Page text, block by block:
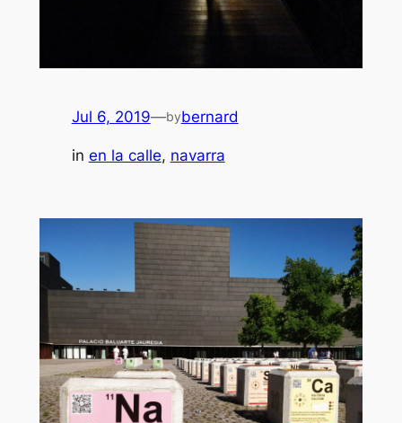
Jul 6, 2019—bybernard
in en la calle, navarra